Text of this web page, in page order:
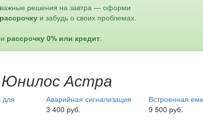
решения на завтра — оформи
и забудь о своих проблемах.
рассрочку 0% или кредит.
Юнилос Астра
для
Аварийная сигнализация
3 400 руб.
Встроенная
9 500 руб.